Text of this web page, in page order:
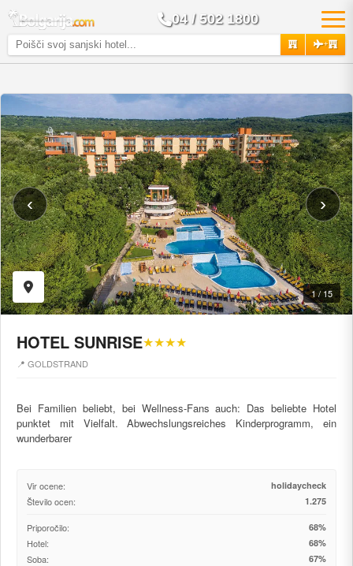
04 / 502 1800
+
‹ ›
1 / 15
HOTEL SUNRISE★★★★
📍 GOLDSTRAND
Bei Familien beliebt, bei Wellness-Fans auch: Das beliebte Hotel
punktet mit Vielfalt. Abwechslungsreiches Kinderprogramm, ein
wunderbarer
Vir ocene: holidaycheck
Število ocen: 1.275
Priporočilo: 68%
Hotel: 68%
Soba: 67%